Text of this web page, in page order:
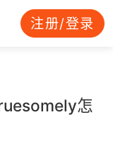
注册/登录
怎